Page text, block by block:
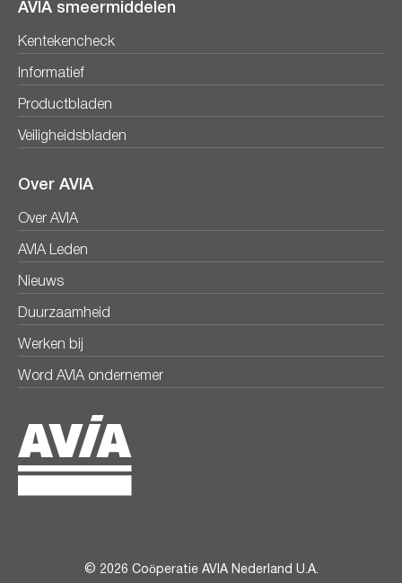
AVIA smeermiddelen
Kentekencheck
Informatief
Productbladen
Veiligheidsbladen
Over AVIA
Over AVIA
AVIA Leden
Nieuws
Duurzaamheid
Werken bij
Word AVIA ondernemer
© 2026 Coöperatie AVIA Nederland U.A.